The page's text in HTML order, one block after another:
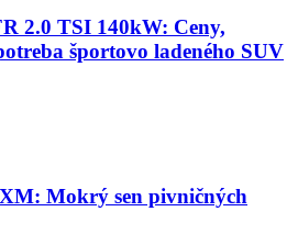
2.0 TSI 140kW: Ceny,
športovo ladeného SUV
Mokrý sen pivničných